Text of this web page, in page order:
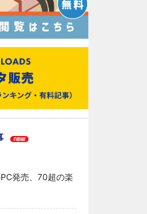
発売、70超の楽